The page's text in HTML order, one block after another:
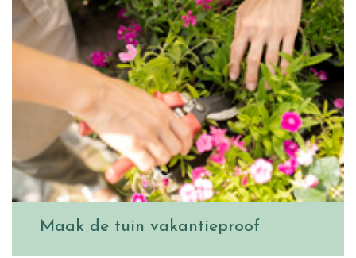
Maak de tuin vakantieproof